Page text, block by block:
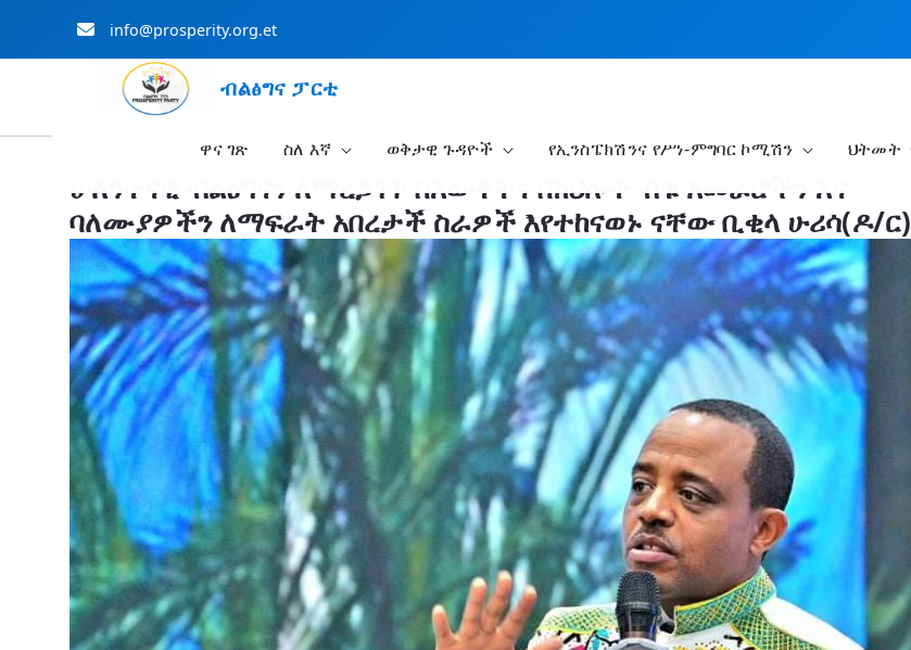
info@prosperity.org.et
ብልፅግና ፓርቲ
ዋና ገጽ ስለ እኛ ወቅታዊ ጉዳዮች የኢንስፔክሽንና የሥነ-ምግባር ኮሚሽን ህትመት
ሁለንተናዊ ብልፅግናን ለማረጋገጥ በእውቀትና በክህሎት ብቁ አመራሮችን እና
ባለሙያዎችን ለማፍራት አበረታች ስራዎች እየተከናወኑ ናቸው ቢቂላ ሁሪሳ(ዶ/ር)